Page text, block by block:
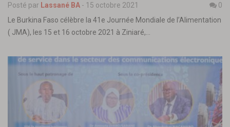
Posté par Lassané BA - 15 octobre 2021
0
Le Burkina Faso célèbre la 41e Journée Mondiale de l’Alimentation
( JMA), les 15 et 16 octobre 2021 à Ziniaré,…